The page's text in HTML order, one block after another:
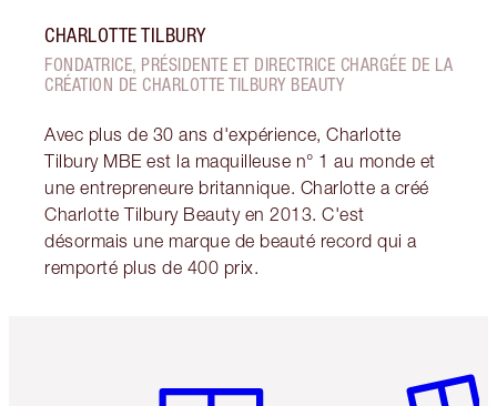
CHARLOTTE TILBURY
FONDATRICE, PRÉSIDENTE ET DIRECTRICE CHARGÉE DE LA
CRÉATION DE CHARLOTTE TILBURY BEAUTY
Avec plus de 30 ans d'expérience, Charlotte
Tilbury MBE est la maquilleuse n° 1 au monde et
une entrepreneure britannique. Charlotte a créé
Charlotte Tilbury Beauty en 2013. C'est
désormais une marque de beauté record qui a
remporté plus de 400 prix.